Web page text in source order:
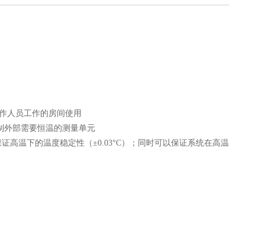
人员工作的房间使用
外部需要恒温的测量单元
高温下的温度稳定性（±0.03°C）；同时可以保证系统在高温